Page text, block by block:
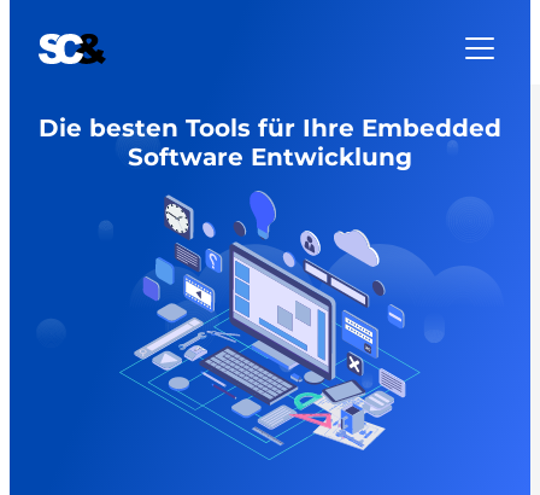
Inhalt
Die besten Tools für Ihre Embedded
Software Entwicklung